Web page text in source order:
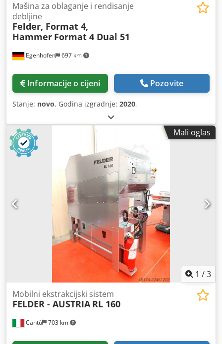
Egenhofen 697 km
Mašina za oblaganje i rendisanje
debljine
Felder, Format 4,
Hammer Format 4 Dual 51
Informacije o cijeni Pozovite
Stanje: novo, Godina izgradnje: 2020,
Mali oglas
1 /3
Cantù 703 km
Mobilni ekstrakcijski sistem
FELDER - AUSTRIA RL 160